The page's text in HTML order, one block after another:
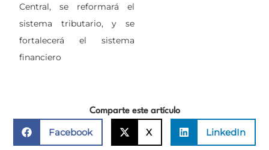
Central, se reformará el
sistema tributario, y se
fortalecerá el sistema
financiero
Comparte este artículo
Facebook X LinkedIn